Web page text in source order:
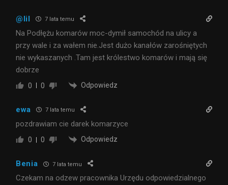
@lil 7 lata temu
Na Podłężu komarów moc-dymił samochód na ulicy a
przy wale i za wałem nie.Jest dużo kanałów zarośniętych
nie wykaszanych .Tam jest królestwo komarów i mają się
dobrze
0 0 Odpowiedz
ewa 7 lata temu
pozdrawiam cie darek komarzyce
0 0 Odpowiedz
Benia 7 lata temu
Czekam na odzew pracownika Urzędu odpowiedzialnego